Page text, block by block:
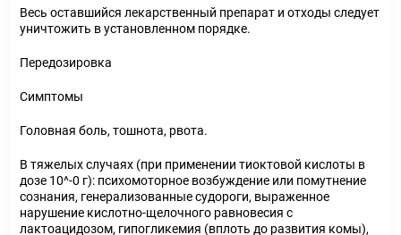
Весь оставшийся лекарственный препарат и отходы следует
уничтожить в установленном порядке.
Передозировка
Симптомы
Головная боль, тошнота, рвота.
В тяжелых случаях (при применении тиоктовой кислоты в
дозе 10^-0 г): психомоторное возбуждение или помутнение
сознания, генерализованные судороги, выраженное
нарушение кислотно-щелочного равновесия с
лактоацидозом, гипогликемия (вплоть до развития комы),